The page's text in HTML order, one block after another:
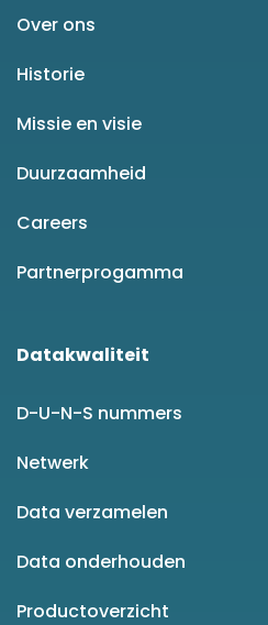
Over ons
Historie
Missie en visie
Duurzaamheid
Careers
Partnerprogamma
Datakwaliteit
D-U-N-S nummers
Netwerk
Data verzamelen
Data onderhouden
Productoverzicht